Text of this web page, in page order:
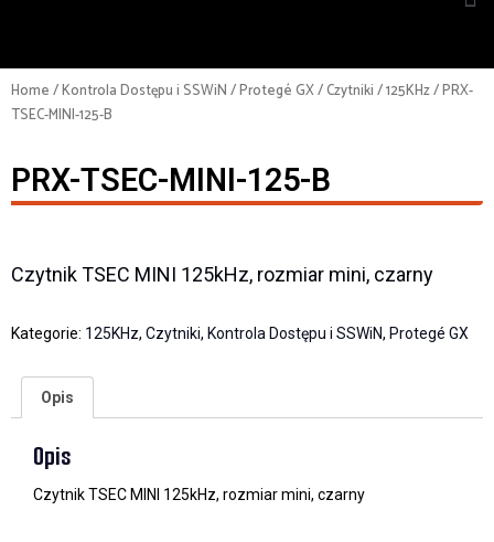
Home/Kontrola Dostępu i SSWiN/Protegé GX/Czytniki/125KHz/ PRX-
TSEC-MINI-125-B
PRX-TSEC-MINI-125-B
Czytnik TSEC MINI 125kHz, rozmiar mini, czarny
Kategorie: 125KHz, Czytniki, Kontrola Dostępu i SSWiN, Protegé GX
Opis
Opis
Czytnik TSEC MINI 125kHz, rozmiar mini, czarny